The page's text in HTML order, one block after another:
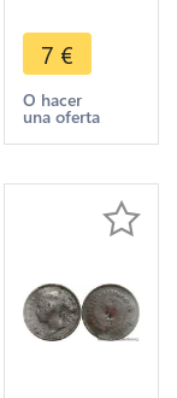
Settlements
One Cent
Victoria
1890 ->
7 €
O hacer
una oferta